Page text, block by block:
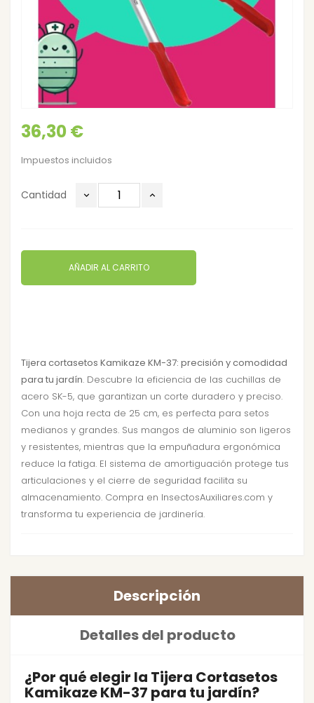
36,30 €
Impuestos incluidos
Cantidad
AÑADIR AL CARRITO
Tijera cortasetos Kamikaze KM-37: precisión y comodidad
para tu jardín. Descubre la eficiencia de las cuchillas de
acero SK-5, que garantizan un corte duradero y preciso.
Con una hoja recta de 25 cm, es perfecta para setos
medianos y grandes. Sus mangos de aluminio son ligeros
y resistentes, mientras que la empuñadura ergonómica
reduce la fatiga. El sistema de amortiguación protege tus
articulaciones y el cierre de seguridad facilita su
almacenamiento. Compra en InsectosAuxiliares.com y
transforma tu experiencia de jardinería.
Descripción
Detalles del producto
¿Por qué elegir la Tijera Cortasetos
Kamikaze KM-37 para tu jardín?